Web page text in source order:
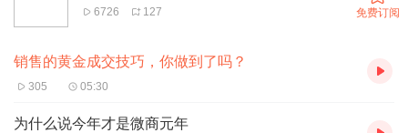
6726 127 免费订阅
销售的黄金成交技巧，你做到了吗？
305 05:30
为什么说今年才是微商元年